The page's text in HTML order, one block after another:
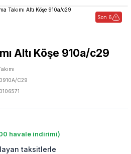
Son 6
Altı Köşe 910a/c29
C29
havale indirimi)
taksitlerle